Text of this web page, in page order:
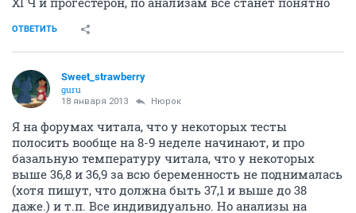
Businka_88
veteran
Ну вот и я услышала от мамы...Хотя сейчас такая
тенденция на поздних сроках устраивать фотосессии.
Может предрассудки?
ОТВЕТИТЬ